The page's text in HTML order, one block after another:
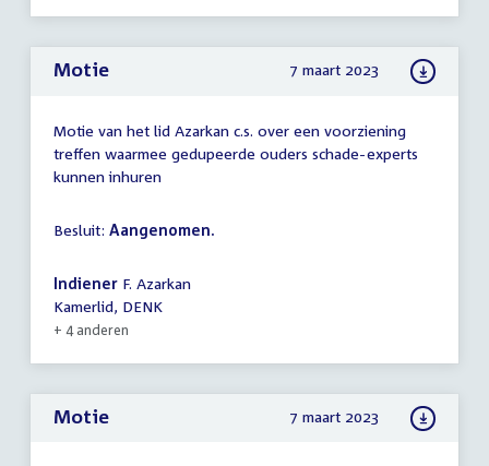
Motie 7 maart 2023
Motie van het lid Azarkan c.s. over een voorziening
treffen waarmee gedupeerde ouders schade-experts
kunnen inhuren
Besluit: Aangenomen.
Indiener F. Azarkan
Kamerlid, DENK
+ 4 anderen
Motie 7 maart 2023